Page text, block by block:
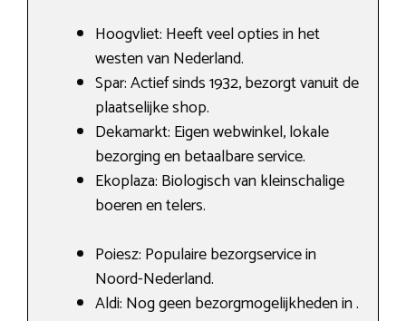
Hoogvliet: Heeft veel opties in het
westen van Nederland.
Spar: Actief sinds 1932, bezorgt vanuit de
plaatselijke shop.
Dekamarkt: Eigen webwinkel, lokale
bezorging en betaalbare service.
Ekoplaza: Biologisch van kleinschalige
boeren en telers.
Poiesz: Populaire bezorgservice in
Noord-Nederland.
Aldi: Nog geen bezorgmogelijkheden in .